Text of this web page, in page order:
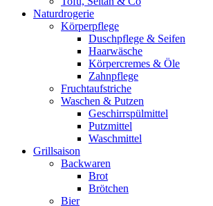
Naturdrogerie
Körperpflege
Duschpflege & Seifen
Haarwäsche
Körpercremes & Öle
Zahnpflege
Fruchtaufstriche
Waschen & Putzen
Geschirrspülmittel
Putzmittel
Waschmittel
Grillsaison
Backwaren
Brot
Brötchen
Bier